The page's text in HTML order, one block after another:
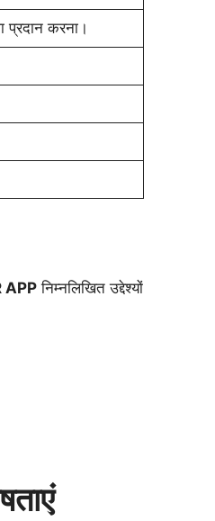
करना।
APP निम्नलिखित उद्देश्यों